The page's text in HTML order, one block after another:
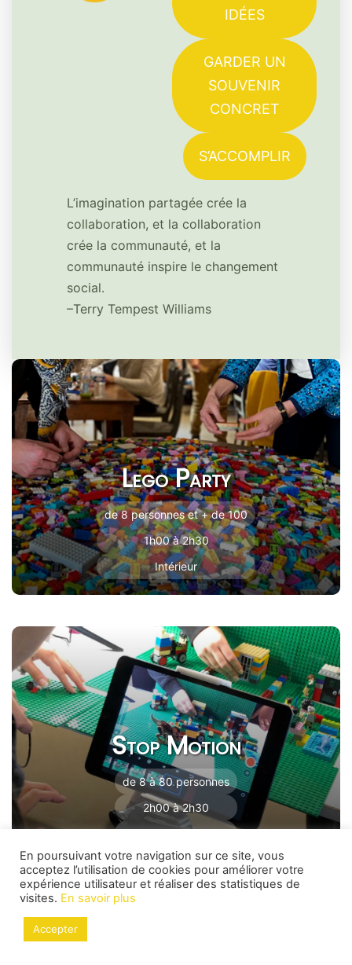
IDÉES
GARDER UN
SOUVENIR
CONCRET
S’ACCOMPLIR
L’imagination partagée crée la
collaboration, et la collaboration
crée la communauté, et la
communauté inspire le changement
social.
–Terry Tempest Williams
Lego Party
de 8 personnes et + de 100
1h00 à 2h30
Intérieur
Stop Motion
de 8 à 80 personnes
2h00 à 2h30
Intérieur
En poursuivant votre navigation sur ce site, vous
acceptez l’utilisation de cookies pour améliorer votre
expérience utilisateur et réaliser des statistiques de
visites. En savoir plus
Accepter